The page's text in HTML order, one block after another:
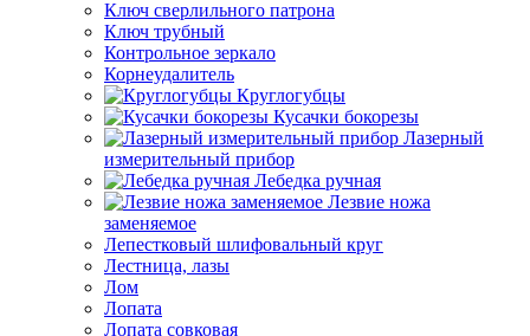
Ключ сверлильного патрона
Ключ трубный
Контрольное зеркало
Корнеудалитель
Круглогубцы
Кусачки бокорезы
Лазерный
измерительный прибор
Лебедка ручная
Лезвие ножа
заменяемое
Лепестковый шлифовальный круг
Лестница, лазы
Лом
Лопата
Лопата совковая